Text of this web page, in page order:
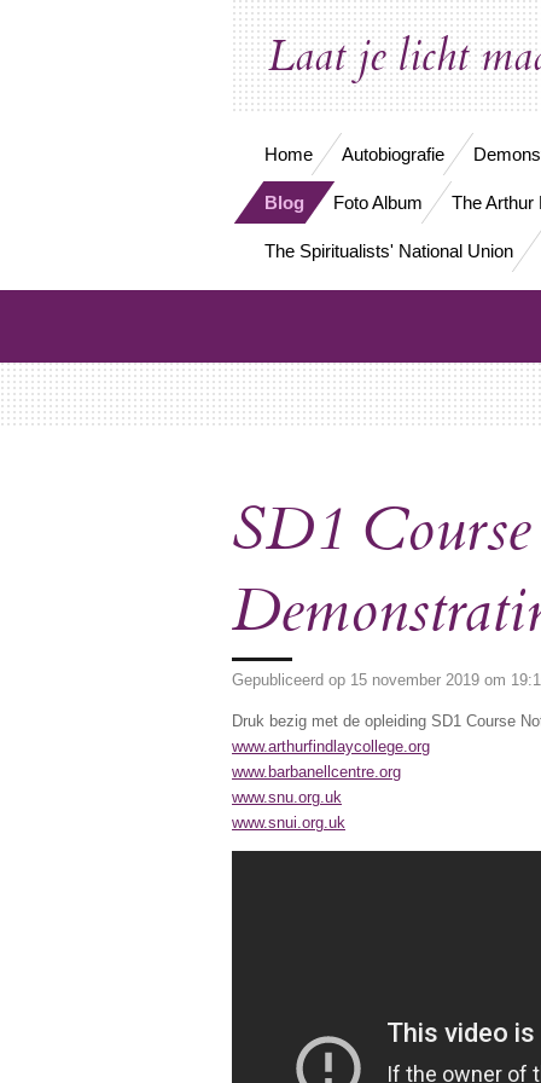
Laat je licht
Home Autobiografie
Blog Foto Album The Arthur
The Spiritualists' National Union
SD1
Gepubliceerd op 15 november 2019 om
Druk bezig met de opleiding SD1 Course
www.arthurfindlaycollege.org
www.barbanellcentre.org
www.snu.org.uk
www.snui.org.uk